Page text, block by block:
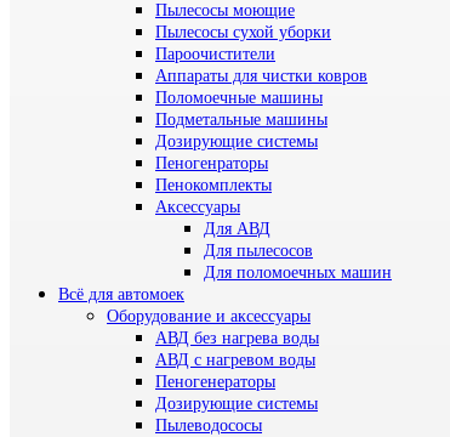
Пылесосы моющие
Пылесосы сухой уборки
Пароочистители
Аппараты для чистки ковров
Поломоечные машины
Подметальные машины
Дозирующие системы
Пеногенраторы
Пенокомплекты
Аксессуары
Для АВД
Для пылесосов
Для поломоечных машин
Всё для автомоек
Оборудование и аксессуары
АВД без нагрева воды
АВД с нагревом воды
Пеногенераторы
Дозирующие системы
Пылеводососы